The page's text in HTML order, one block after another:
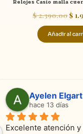
Relojes Casio malla
$2.390,00$
Añadir al
Sandra Ramos
hace 4 meses
Excelente atención